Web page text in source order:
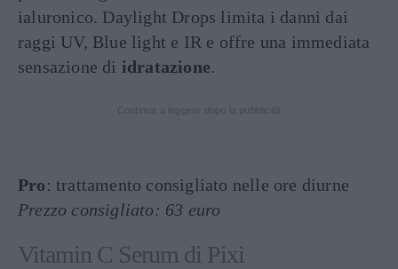
ialuronico. Daylight Drops limita i danni dai
raggi UV, Blue light e IR e offre una immediata
sensazione di idratazione.
Pro: trattamento consigliato nelle ore diurne
Prezzo consigliato: 63 euro
Vitamin C Serum di Pixi